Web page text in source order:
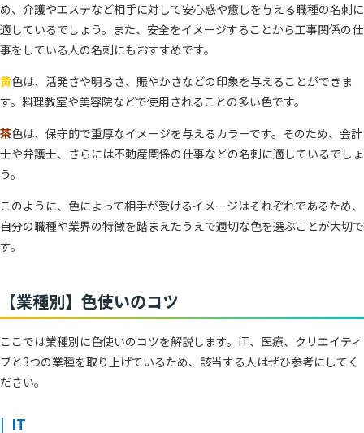
め、介護やエステなど相手に対して安心感や癒しを与える職種の名刺に
適しているでしょう。また、安全をイメージすることから工事関係の仕
事をしている人の名刺にもおすすめです。
黄色は、活発さや明るさ、賑やかさなどの印象を与えることができま
す。料理教室や美容院などで使用されることの多い色です。
茶色は、保守的で重厚なイメージを与えるカラーです。そのため、会計
士や弁護士、さらには不動産関係の仕事などの名刺に適しているでしょ
う。
このように、色によって相手が受けるイメージはそれぞれであるため、
自分の職種や業界の特徴を踏まえたうえで適切な色を選ぶことが大切で
す。
【業種別】色使いのコツ
ここでは業種別に色使いのコツを解説します。IT、医療、クリエイティ
ブと3つの業種を取り上げているため、該当する人はぜひ参考にしてく
ださい。
IT